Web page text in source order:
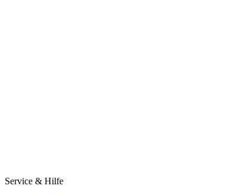
Service & Hilfe